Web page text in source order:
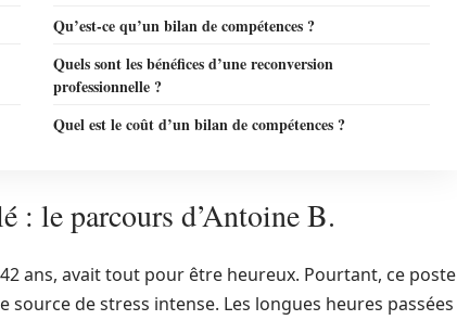
Qu’est-ce qu’un bilan de compétences ?
Quels sont les bénéfices d’une reconversion
professionnelle ?
Quel est le coût d’un bilan de compétences ?
: le parcours d’Antoine B.
ans, avait tout pour être heureux. Pourtant, ce poste
de stress intense. Les longues heures passées